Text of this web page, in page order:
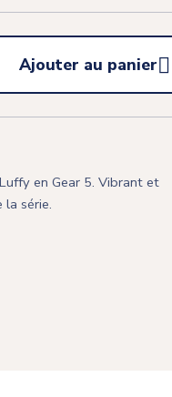

Ajouter au panier
en Gear 5. Vibrant et
série.